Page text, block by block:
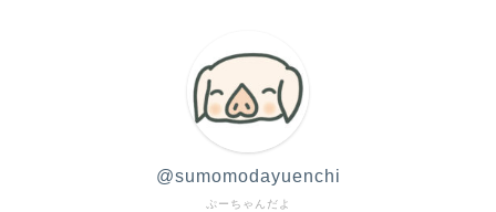
ぷーちゃんだよ
@sumomodayuenchi